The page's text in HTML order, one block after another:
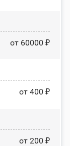
от 60000 ₽
от 400 ₽
от 200 ₽